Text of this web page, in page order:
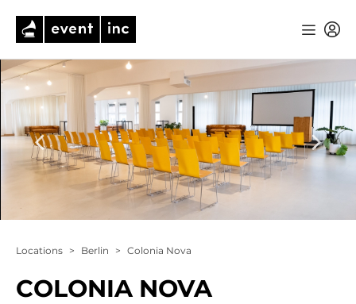
Locations > Berlin > Colonia Nova
COLONIA NOVA